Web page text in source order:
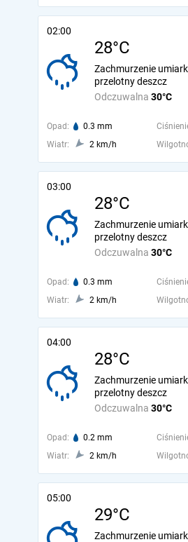
02:00
28°C
Odczuwalna 30°C
Zachmurzenie
przelotny deszcz
Opad: 0.3 mm
Wiatr:
2 km/h
03:00
28°C
Odczuwalna 30°C
Zachmurzenie
przelotny deszcz
Opad: 0.3 mm
Wiatr:
2 km/h
04:00
28°C
Odczuwalna 30°C
Zachmurzenie
przelotny deszcz
Opad: 0.2 mm
Wiatr:
2 km/h
05:00
29°C
Zachmurzenie